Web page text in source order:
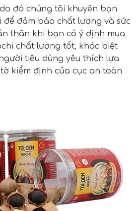
đó chúng tôi khuyên bạn
để đảm bảo chất lượng và sức
thân khi bạn có ý định mua
chất lượng tốt, khác biệt
tiêu dùng yêu thích lựa
kiểm định của cục an toàn